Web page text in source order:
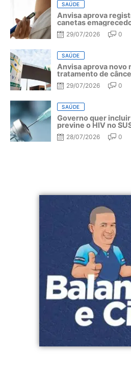
SAÚDE
Anvisa aprova
canetas
29/07/2026 0
SAÚDE
Anvisa aprova novo
tratamento de
29/07/2026 0
SAÚDE
Governo quer
previne o HIV no
28/07/2026 0